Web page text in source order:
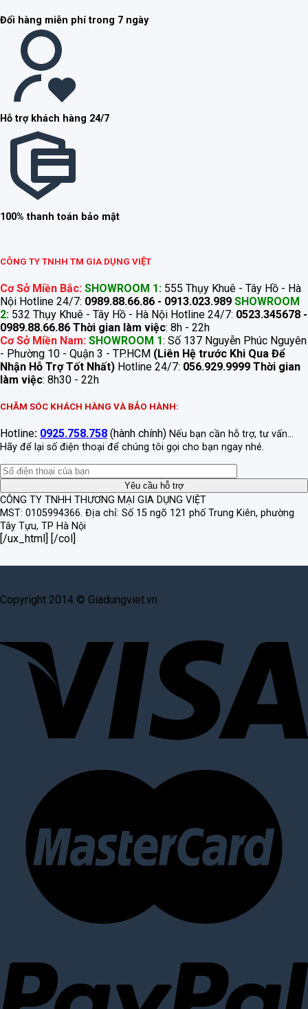
Đổi hàng miễn phí trong 7 ngày
Hỗ trợ khách hàng 24/7
100% thanh toán bảo mật
CÔNG TY TNHH TM GIA DỤNG VIỆT
Cơ Sở Miền Bắc: SHOWROOM 1: 555 Thụy Khuê - Tây Hồ - Hà
Nội Hotline 24/7: 0989.88.66.86 - 0913.023.989 SHOWROOM
2: 532 Thụy Khuê - Tây Hồ - Hà Nội Hotline 24/7: 0523.345678 -
0989.88.66.86 Thời gian làm việc: 8h - 22h
Cơ Sở Miền Nam: SHOWROOM 1: Số 137 Nguyễn Phúc Nguyên
- Phường 10 - Quận 3 - TP.HCM (Liên Hệ trước Khi Qua Để
Nhận Hỗ Trợ Tốt Nhất) Hotline 24/7: 056.929.9999 Thời gian
làm việc: 8h30 - 22h
CHĂM SÓC KHÁCH HÀNG VÀ BẢO HÀNH:
Hotline: 0925.758.758 (hành chính) Nếu bạn cần hỗ trợ, tư vấn...
Hãy để lại số điện thoại để chúng tôi gọi cho bạn ngay nhé.
CÔNG TY TNHH THƯƠNG MẠI GIA DỤNG VIỆT
MST: 0105994366. Địa chỉ: Số 15 ngõ 121 phố Trung Kiên, phường
Tây Tựu, TP Hà Nội
[/ux_html] [/col]
Copyright 2014 © Giadungviet.vn